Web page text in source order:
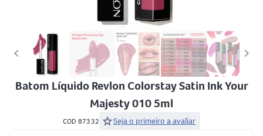
keyboard_arrow_left keyboard_arrow_right
Batom Líquido Revlon Colorstay Satin Ink Your
Majesty 010 5ml
COD 87332 starSeja o primeiro a avaliar